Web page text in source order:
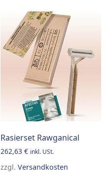
Rasierset Rawganical
262,63€ inkl. USt.
zzgl.Versandkosten